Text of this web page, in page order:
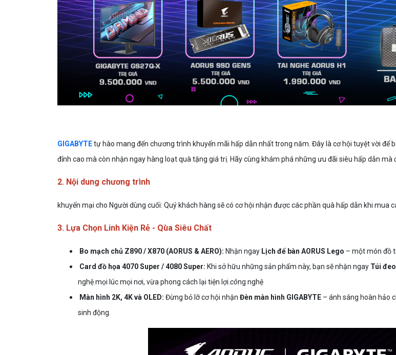
GIGABYTEtự hào mang đến chương trình khuyến mãi hấp dẫn nhất trong năm. Đây là cơ hội tuyệt vời để
đỉnh cao mà còn nhận ngay hàng loạt quà tặng giá trị. Hãy cùng khám phá những ưu đãi siêu hấp dẫn mà
2. Nội dung chương trình
khuyến mại cho Người dùng cuối: Quý khách hàng sẽ có cơ hội nhận được các phần quà hấp dẫn khi mua
3. Lựa Chọn Linh Kiện Rẻ - Qùa Siêu Chất
Bo mạch chủ Z890 / X870 (AORUS & AERO): Nhận ngay Lịch để bàn AORUS Lego – một món đồ
Card đồ họa 4070 Super / 4080 Super: Khi sở hữu những sản phẩm này, bạn sẽ nhận ngay Túi
nghệ mọi lúc mọi nơi, vừa phong cách lại tiện lợi.công nghệ
Màn hình 2K, 4K và OLED: Đừng bỏ lỡ cơ hội nhận Đèn màn hình GIGABYTE – ánh sáng hoàn hảo
sinh động.